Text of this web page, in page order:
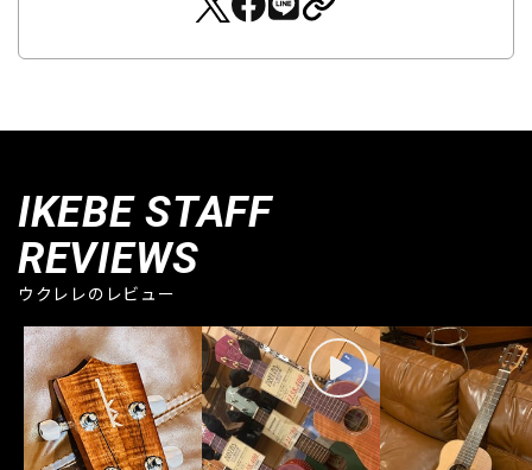
IKEBE STAFF
REVIEWS
ウクレレのレビュー